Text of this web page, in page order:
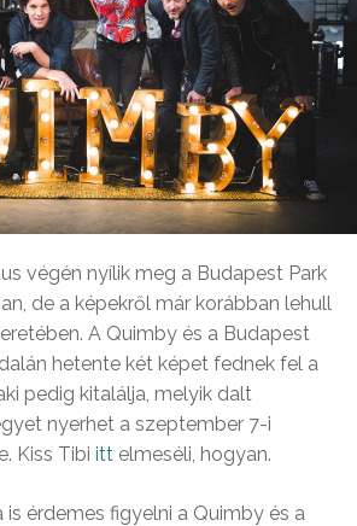
végén nyílik meg a Budapest Park
de a képekről már korábban lehull
A Quimby és a Budapest
hetente két képet fednek fel a
pedig kitalálja, melyik dalt
nyerhet a szeptember 7-i
Kiss Tibi itt elmeséli, hogyan.
érdemes figyelni a Quimby és a